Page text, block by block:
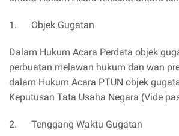
1. Objek Gugatan
Dalam Hukum Acara Perdata objek
perbuatan melawan hukum dan wan
dalam Hukum Acara PTUN objek
Keputusan Tata Usaha Negara (Vide
2. Tenggang Waktu Gugatan